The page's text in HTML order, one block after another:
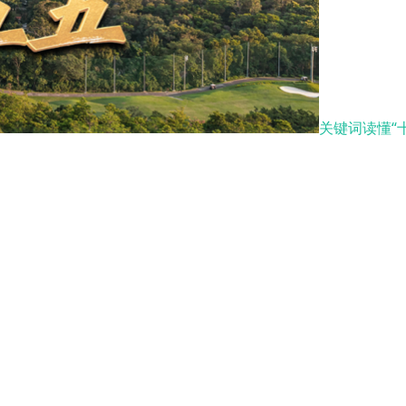
关键词读懂“